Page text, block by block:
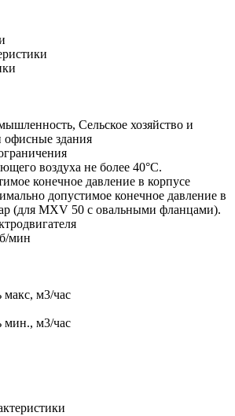
Сельское хозяйство и
здания
воздуха не более 40°C.
конечное давление в корпусе
допустимое конечное давление в
(для MXV 50 с овальными фланцами).
мин
макс, м3/час
мин., м3/час